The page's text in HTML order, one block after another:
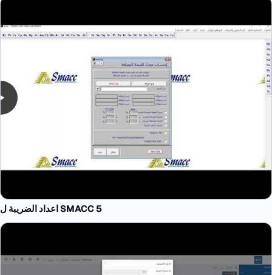
اعداد الضريبة ل SMACC 5